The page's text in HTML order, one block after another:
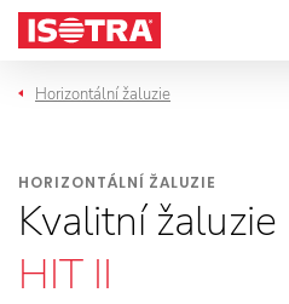
Přeskočit na obsah
Horizontální žaluzie
HORIZONTÁLNÍ ŽALUZIE
Kvalitní žaluzie
HIT II